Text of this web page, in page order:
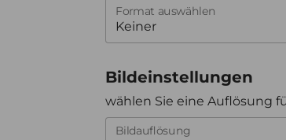
Format auswählen
Bildeinstellungen
wählen Sie eine Auflösung
Bildauflösung